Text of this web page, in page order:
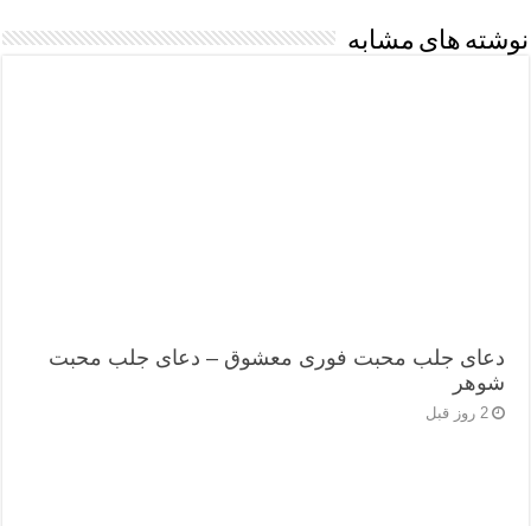
نوشته های مشابه
دعای جلب محبت فوری معشوق – دعای جلب محبت
شوهر
2 روز قبل